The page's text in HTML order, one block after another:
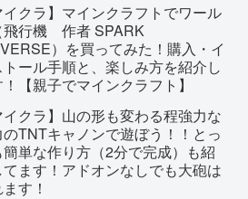
イクラ】マインクラフトでワール
飛行機 作者 SPARK
）を買ってみた！購入・イ
トール手順と、楽しみ方を紹介し
！【親子でマインクラフト】
イクラ】山の形も変わる程強力な
のTNTキャノンで遊ぼう！！とっ
簡単な作り方（2分で完成）も紹
ます！アドオンなしでも大砲は
す！